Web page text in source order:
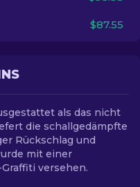
$87.55
als das nicht
die schallgedämpfte
Rückschlag und
mit einer
versehen.